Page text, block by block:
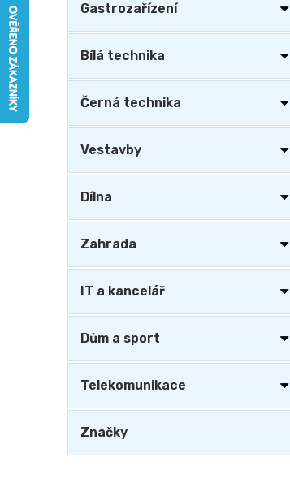
a
n
a
Gastrozařízení
Bílá technika
Černá technika
Vestavby
Dílna
Zahrada
IT a kancelář
Dům a sport
Telekomunikace
Značky